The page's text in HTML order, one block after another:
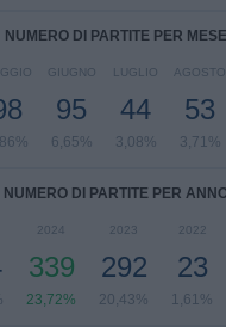
NUMERO DI PARTITE PER MESE
GIUGNO
95
6,65%
LUGLIO
44
3,08%
AGOSTO
53
3,71%
NUMERO DI PARTITE PER
2024
339
23,72%
2023
292
20,43%
2022
23
1,61%